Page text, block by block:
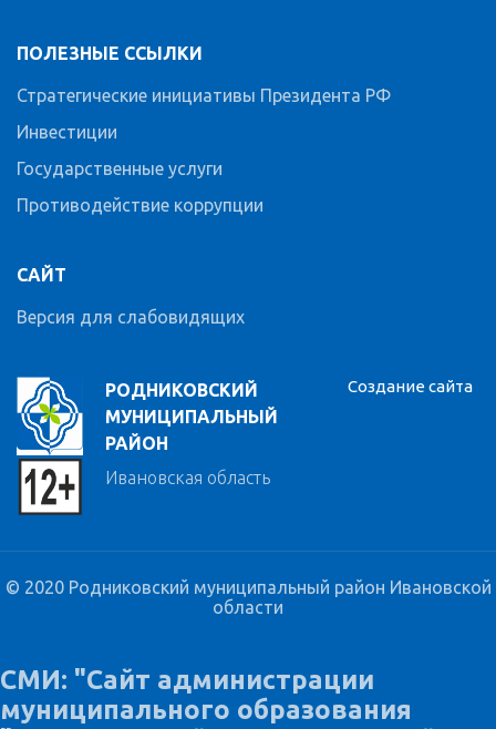
РОДНИКОВСКИЙ
МУНИЦИПАЛЬНЫЙ
РАЙОН
Ивановская область
ПОЛЕЗНЫЕ ССЫЛКИ
Стратегические инициативы Президента РФ
Инвестиции
Государственные услуги
Противодействие коррупции
САЙТ
Версия для слабовидящих
Создание сайта
© 2020 Родниковский муниципальный район Ивановской
области
СМИ: "Сайт администрации
муниципального образования